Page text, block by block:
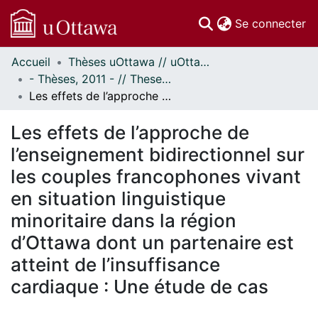
Se connecter
Communautés
et collections
Parcourir
À propos
Accueil
Thèses uOttawa // uOttawa Theses
- Thèses, 2011 - // Theses, 2011 -
Les effets de l’approche de l’enseignement bidirectionnel sur les couples francophones vivant en situation linguistique minoritaire dans la région d’Ottawa dont un partenaire est atteint de l’insuffisance cardiaque : Une étude de cas
Les effets de l’approche de
l’enseignement bidirectionnel sur
les couples francophones vivant
en situation linguistique
minoritaire dans la région
d’Ottawa dont un partenaire est
atteint de l’insuffisance
cardiaque : Une étude de cas